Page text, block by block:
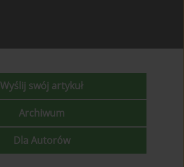
Wyślij swój artykuł
Archiwum
Dla Autorów